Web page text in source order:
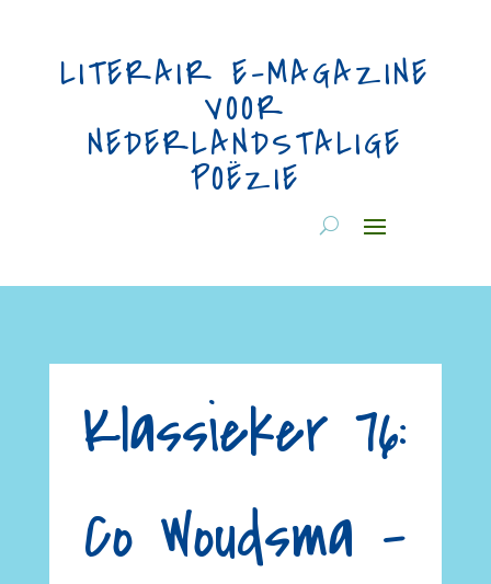
LITERAIR E-MAGAZINE
VOOR
NEDERLANDSTALIGE
POËZIE
Klassieker 76:
Co Woudsma –